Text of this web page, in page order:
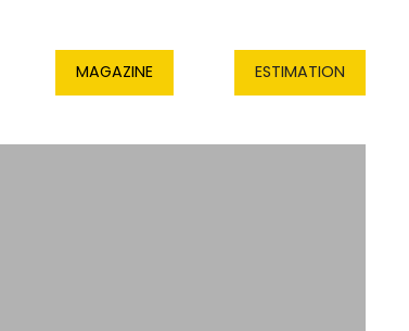
MAGAZINE ESTIMATION